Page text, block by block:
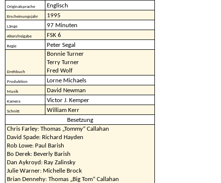
Originalsprache Englisch
Erscheinungsjahr 1995
Länge 97 Minuten
Altersfreigabe FSK 6
Regie Peter Segal
Drehbuch
Bonnie Turner
Terry Turner
Fred Wolf
Produktion Lorne Michaels
Musik David Newman
Kamera Victor J. Kemper
Schnitt
William Kerr
Besetzung
Chris Farley: Thomas „Tommy“ Callahan
David Spade: Richard Hayden
Rob Lowe: Paul Barish
Bo Derek: Beverly Barish
Dan Aykroyd: Ray Zalinsky
Julie Warner: Michelle Brock
Brian Dennehy: Thomas „Big Tom“ Callahan